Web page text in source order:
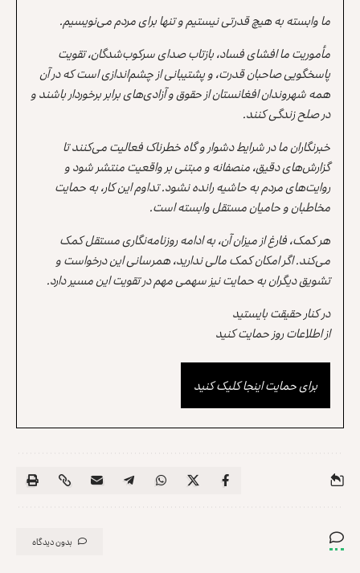
ما وابسته به هیچ قدرتی نیستیم و تنها برای مردم می‌نویسیم.
مأموریت ما افشای فساد، بازتاب صدای سرکوب‌شدگان، تقویت
پاسخگویی صاحبان قدرت، و پشتیبانی از چشم‌اندازی است که در آن
همه شهروندان افغانستان از حقوق و آزادی‌های برابر برخوردار باشند و
در صلح زندگی کنند.
خبرنگاران ما در شرایط دشوار و گاه خطرناک فعالیت می‌کنند تا
گزارش‌های دقیق، منصفانه و مبتنی بر واقعیت منتشر شود و
روایت‌های مردم به حاشیه رانده نشود. تداوم این کار، به حمایت
مخاطبان و حامیان مستقل وابسته است.
هر کمک، فارغ از میزان آن، به ادامه روزنامه‌نگاری مستقل کمک
می‌کند. اگر امکان کمک مالی ندارید، همرسانی این درخواست و
تشویق دیگران به حمایت نیز سهمی مهم در تقویت این مسیر دارد.
در کنار حقیقت بایستید
از اطلاعات روز حمایت کنید
برای حمایت اینجا کلیک کنید
بدون دیدگاه